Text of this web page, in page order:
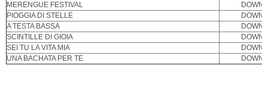
MERENGUE FESTIVAL
PIOGGIA DI STELLE
A TESTA BASSA
SCINTILLE DI GIOIA
SEI TU LA VITA MIA
UNA BACHATA PER TE